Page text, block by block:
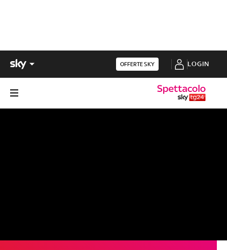
OFFERTE SKY LOGIN